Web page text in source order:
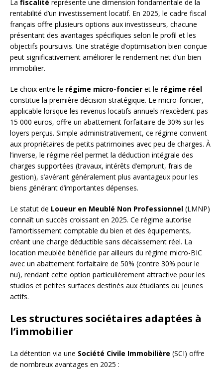
La fiscalité représente une dimension fondamentale de la
rentabilité d’un investissement locatif. En 2025, le cadre fiscal
français offre plusieurs options aux investisseurs, chacune
présentant des avantages spécifiques selon le profil et les
objectifs poursuivis. Une stratégie d’optimisation bien conçue
peut significativement améliorer le rendement net d’un bien
immobilier.
Le choix entre le régime micro-foncier et le régime réel
constitue la première décision stratégique. Le micro-foncier,
applicable lorsque les revenus locatifs annuels n’excèdent pas
15 000 euros, offre un abattement forfaitaire de 30% sur les
loyers perçus. Simple administrativement, ce régime convient
aux propriétaires de petits patrimoines avec peu de charges. À
l’inverse, le régime réel permet la déduction intégrale des
charges supportées (travaux, intérêts d’emprunt, frais de
gestion), s’avérant généralement plus avantageux pour les
biens générant d’importantes dépenses.
Le statut de Loueur en Meublé Non Professionnel (LMNP)
connaît un succès croissant en 2025. Ce régime autorise
l’amortissement comptable du bien et des équipements,
créant une charge déductible sans décaissement réel. La
location meublée bénéficie par ailleurs du régime micro-BIC
avec un abattement forfaitaire de 50% (contre 30% pour le
nu), rendant cette option particulièrement attractive pour les
studios et petites surfaces destinés aux étudiants ou jeunes
actifs.
Les structures sociétaires adaptées à
l’immobilier
La détention via une Société Civile Immobilière (SCI) offre
de nombreux avantages en 2025 :